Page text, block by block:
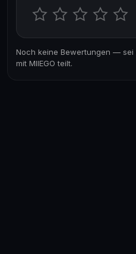
Noch keine Bewertungen — sei
mit MIIEGO teilt.